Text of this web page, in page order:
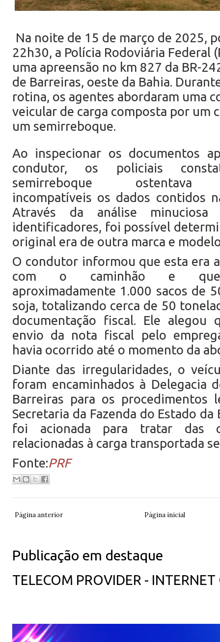
Na noite de 15 de março de 2025,
22h30, a Polícia Rodoviária Federal
uma apreensão no km 827 da BR-
de Barreiras, oeste da Bahia.
rotina, os agentes abordaram uma
veicular de carga composta por um
um semirreboque.
Ao inspecionar os documentos
condutor, os policiais
semirreboque ostentava
incompatíveis os dados contidos
Através da análise minuciosa
identificadores, foi possível
original era de outra marca e
O condutor informou que esta era
com o caminhão e que
aproximadamente 1.000 sacos de
soja, totalizando cerca de 50
documentação fiscal. Ele alegou
envio da nota fiscal pelo
havia ocorrido até o momento da
Diante das irregularidades, o
foram encaminhados à Delegacia
Barreiras para os procedimentos
Secretaria da Fazenda do Estado da
foi acionada para tratar das
relacionadas à carga transportada
Fonte:PRF
Página anterior Página inicial
Publicação em destaque
TELECOM PROVIDER -